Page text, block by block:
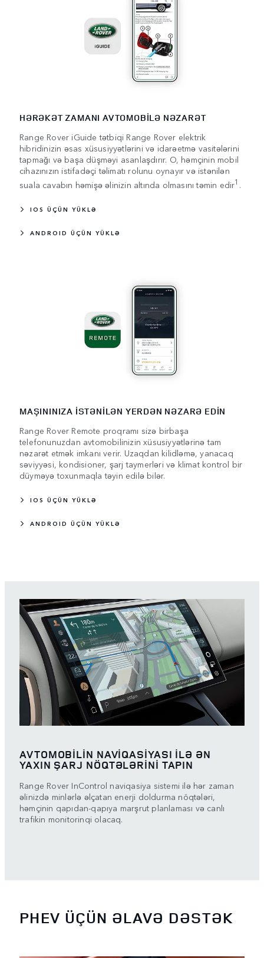
HƏRƏKƏT ZAMANI AVTOMOBİLƏ NƏZARƏT
Range Rover iGuide tətbiqi Range Rover elektrik
hibridinizin əsas xüsusiyyətlərini və idarəetmə vasitələrini
tapmağı və başa düşməyi asanlaşdırır. O, həmçinin mobil
cihazınızın istifadəçi təlimatı rolunu oynayır və istənilən
suala cavabın həmişə əlinizin altında olmasını təmin edir1 .
IOS ÜÇÜN YÜKLƏ
ANDROID ÜÇÜN YÜKLƏ
MAŞININIZA İSTƏNİLƏN YERDƏN NƏZARƏ EDİN
Range Rover Remote proqramı sizə birbaşa
telefonunuzdan avtomobilinizin xüsusiyyətlərinə tam
nəzarət etmək imkanı verir. Uzaqdan kilidləmə, yanacaq
səviyyəsi, kondisioner, şarj taymerləri və klimat kontrol bir
düyməyə toxunmaqla təyin edilə bilər.
IOS ÜÇÜN YÜKLƏ
ANDROID ÜÇÜN YÜKLƏ
AVTOMOBİLİN NAVİQASİYASI İLƏ ƏN
YAXIN ŞARJ NÖQTƏLƏRİNİ TAPIN
Range Rover InControl naviqasiya sistemi ilə hər zaman
əlinizdə minlərlə əlçatan enerji doldurma nöqtələri,
həmçinin qapıdan-qapıya marşrut planlaması və canlı
trafikin monitorinqi olacaq.
PHEV ÜÇÜN ƏLAVƏ DƏSTƏK